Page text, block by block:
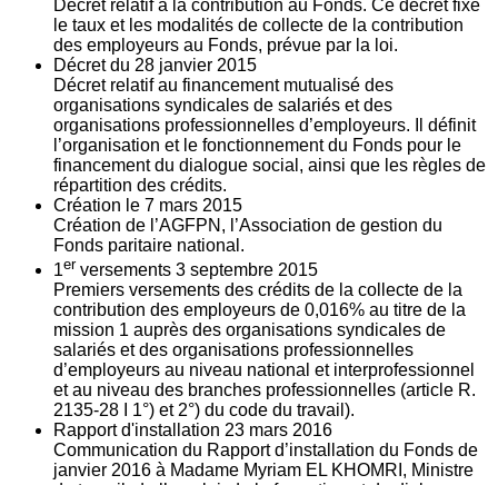
Décret relatif à la contribution au Fonds. Ce décret fixe
le taux et les modalités de collecte de la contribution
des employeurs au Fonds, prévue par la loi.
Décret du 28 janvier 2015
Décret relatif au financement mutualisé des
organisations syndicales de salariés et des
organisations professionnelles d’employeurs. Il définit
l’organisation et le fonctionnement du Fonds pour le
financement du dialogue social, ainsi que les règles de
répartition des crédits.
Création le 7 mars 2015
Création de l’AGFPN, l’Association de gestion du
Fonds paritaire national.
1er versements 3 septembre 2015
Premiers versements des crédits de la collecte de la
contribution des employeurs de 0,016% au titre de la
mission 1 auprès des organisations syndicales de
salariés et des organisations professionnelles
d’employeurs au niveau national et interprofessionnel
et au niveau des branches professionnelles (article R.
2135‐28 I 1°) et 2°) du code du travail).
Rapport d'installation 23 mars 2016
Communication du Rapport d’installation du Fonds de
janvier 2016 à Madame Myriam EL KHOMRI, Ministre